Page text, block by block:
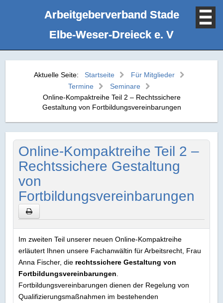
Arbeitgeberverband Stade
Elbe‑Weser‑Dreieck e. V
Aktuelle Seite: Startseite
Für Mitglieder
Termine
Seminare
Online-Kompaktreihe Teil 2 – Rechtssichere
Gestaltung von Fortbildungsvereinbarungen
Online-Kompaktreihe Teil 2 –
Rechtssichere Gestaltung
von
Fortbildungsvereinbarungen
Im zweiten Teil unserer neuen Online-Kompaktreihe
erläutert Ihnen unsere Fachanwältin für Arbeitsrecht, Frau
Anna Fischer, die rechtssichere Gestaltung von
Fortbildungsvereinbarungen
Fortbildungsvereinbarungen dienen der Regelung von
Qualifizierungsmaßnahmen im bestehenden